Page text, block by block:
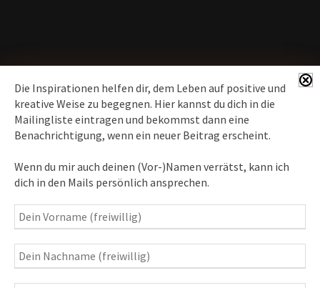
Die Inspirationen helfen dir, dem Leben auf positive und
kreative Weise zu begegnen. Hier kannst du dich in die
Mailingliste eintragen und bekommst dann eine
Benachrichtigung, wenn ein neuer Beitrag erscheint.
Wenn du mir auch deinen (Vor-)Namen verrätst, kann ich
dich in den Mails persönlich ansprechen.
News erhalten
Inspirationen
– Bewusstseins-Impulse, Meditation &
Heilung, Texte & Botschaften
Fotografie– Fotoblog, Kalender, Workshops